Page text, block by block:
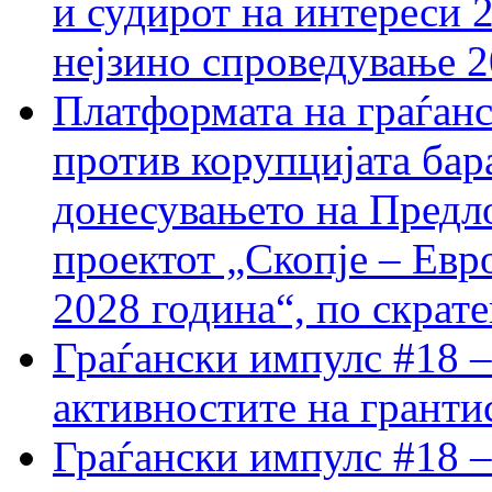
и судирот на интереси
нејзино спроведување
Платформата на
против корупцијата
донесувањето на
проектот „Скопје –
2028 година“, по
Граѓански импулс #18
активностите на
Граѓански импулс #18